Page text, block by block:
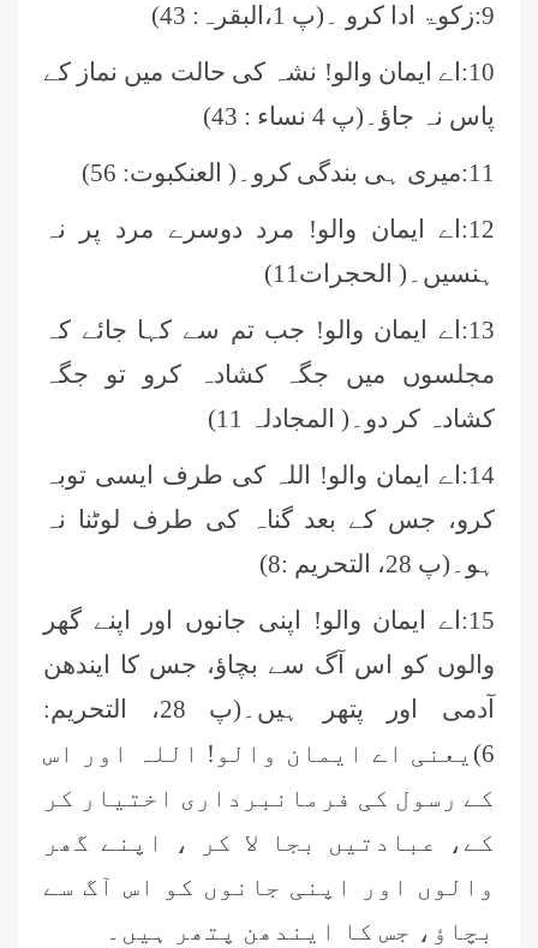
9:زکوۃ ادا کرو ۔(پ 1،البقرہ: 43)
10:اے ایمان والو! نشہ کی حالت میں نماز کے
پاس نہ جاؤ۔(پ 4 نساء : 43)
11:میری ہی بندگی کرو۔( العنکبوت: 56)
12:اے ایمان والو! مرد دوسرے مرد پر نہ
ہنسیں۔( الحجرات11)
13:اے ایمان والو! جب تم سے کہا جائے کہ
مجلسوں میں جگہ کشادہ کرو تو جگہ
کشادہ کر دو۔( المجادلہ 11)
14:اے ایمان والو! اللہ کی طرف ایسی توبہ
کرو، جس کے بعد گناہ کی طرف لوٹنا نہ
ہو۔(پ 28، التحریم :8)
15:اے ایمان والو! اپنی جانوں اور اپنے گھر
والوں کو اس آگ سے بچاؤ، جس کا ایندھن
آدمی اور پتھر ہیں۔(پ 28، التحریم:
6)یعنی اے ایمان والو! اللہ اور اس
کے رسول کی فرمانبرداری اختیار کر
کے، عبادتیں بجا لا کر ، اپنے گھر
والوں اور اپنی جانوں کو اس آگ سے
بچاؤ، جس کا ایندھن پتھر ہیں۔